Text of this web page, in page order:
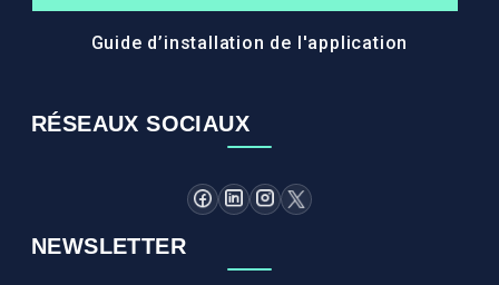
Guide d’installation de l'application
RÉSEAUX SOCIAUX
NEWSLETTER